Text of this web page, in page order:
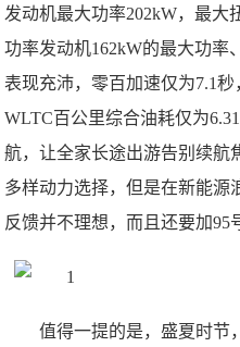
发动机最大功率202kW，最大
功率发动机162kW的最大功率
表现充沛，零百加速仅为7.1秒
WLTC百公里综合油耗仅为
航，让全家长途出游告别续航
多样动力选择，但是在新能源
反馈并不理想，而且还要加95
值得一提的是，盛夏时节